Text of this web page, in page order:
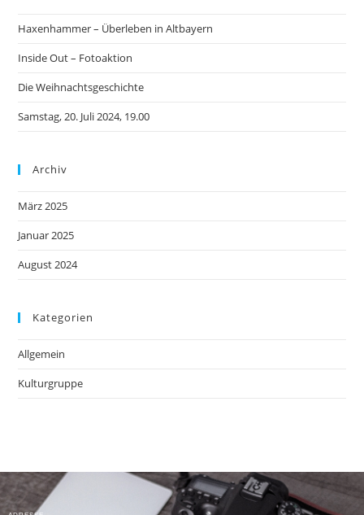
Haxenhammer – Überleben in Altbayern
Inside Out – Fotoaktion
Die Weihnachtsgeschichte
Samstag, 20. Juli 2024, 19.00
Archiv
März 2025
Januar 2025
August 2024
Kategorien
Allgemein
Kulturgruppe